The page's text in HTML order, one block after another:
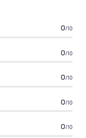
0/10
0/10
0/10
0/10
0/10